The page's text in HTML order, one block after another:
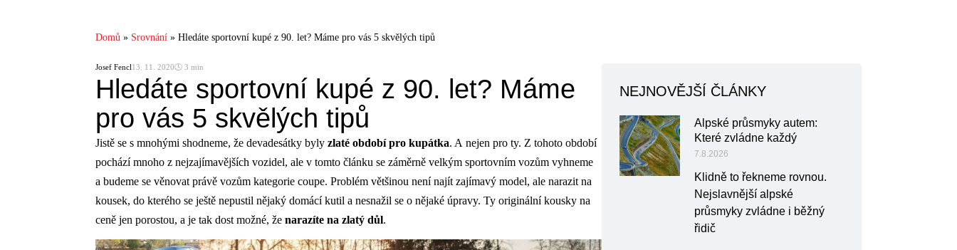
Domů » Srovnání » Hledáte sportovní kupé z 90. let? Máme pro vás 5 skvělých tipů
Josef Fencl13. 11. 2020🕓 3 min
Hledáte sportovní kupé z 90. let? Máme
pro vás 5 skvělých tipů
Jistě se s mnohými shodneme, že devadesátky byly zlaté období pro kupátka. A nejen pro ty. Z tohoto období
pochází mnoho z nejzajímavějších vozidel, ale v tomto článku se záměrně velkým sportovním vozům vyhneme
a budeme se věnovat právě vozům kategorie coupe. Problém většinou není najít zajímavý model, ale narazit na
kousek, do kterého se ještě nepustil nějaký domácí kutil a nesnažil se o nějaké úpravy. Ty originální kousky na
ceně jen porostou, a je tak dost možné, že narazíte na zlatý důl.
NEJNOVĚJŠÍ ČLÁNKY
Alpské průsmyky autem:
Které zvládne každý
7.8.2026
Klidně to řekneme rovnou.
Nejslavnější alpské
průsmyky zvládne i běžný
řidič